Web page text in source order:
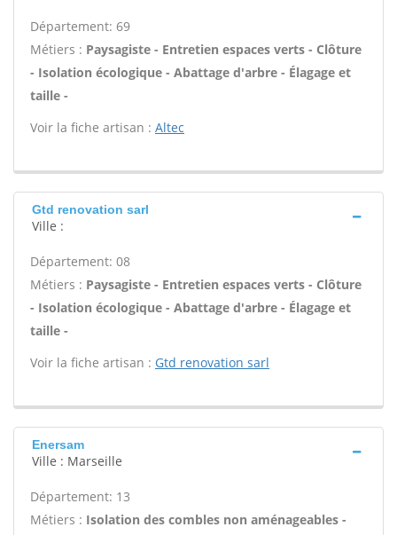
Département: 69
Métiers : Paysagiste - Entretien espaces verts - Clôture
- Isolation écologique - Abattage d'arbre - Élagage et
taille -
Voir la fiche artisan : Altec
Gtd renovation sarl
Ville :
Département: 08
Métiers : Paysagiste - Entretien espaces verts - Clôture
- Isolation écologique - Abattage d'arbre - Élagage et
taille -
Voir la fiche artisan : Gtd renovation sarl
Enersam
Ville : Marseille
Département: 13
Métiers : Isolation des combles non aménageables -